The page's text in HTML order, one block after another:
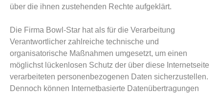
über die ihnen zustehenden Rechte aufgeklärt.
Die Firma Bowl-Star hat als für die Verarbeitung
Verantwortlicher zahlreiche technische und
organisatorische Maßnahmen umgesetzt, um einen
möglichst lückenlosen Schutz der über diese Internetseite
verarbeiteten personenbezogenen Daten sicherzustellen.
Dennoch können Internetbasierte Datenübertragungen